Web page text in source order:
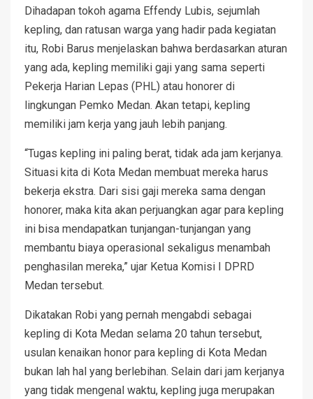
Dihadapan tokoh agama Effendy Lubis, sejumlah
kepling, dan ratusan warga yang hadir pada kegiatan
itu, Robi Barus menjelaskan bahwa berdasarkan aturan
yang ada, kepling memiliki gaji yang sama seperti
Pekerja Harian Lepas (PHL) atau honorer di
lingkungan Pemko Medan. Akan tetapi, kepling
memiliki jam kerja yang jauh lebih panjang.
“Tugas kepling ini paling berat, tidak ada jam kerjanya.
Situasi kita di Kota Medan membuat mereka harus
bekerja ekstra. Dari sisi gaji mereka sama dengan
honorer, maka kita akan perjuangkan agar para kepling
ini bisa mendapatkan tunjangan-tunjangan yang
membantu biaya operasional sekaligus menambah
penghasilan mereka,” ujar Ketua Komisi I DPRD
Medan tersebut.
Dikatakan Robi yang pernah mengabdi sebagai
kepling di Kota Medan selama 20 tahun tersebut,
usulan kenaikan honor para kepling di Kota Medan
bukan lah hal yang berlebihan. Selain dari jam kerjanya
yang tidak mengenal waktu, kepling juga merupakan